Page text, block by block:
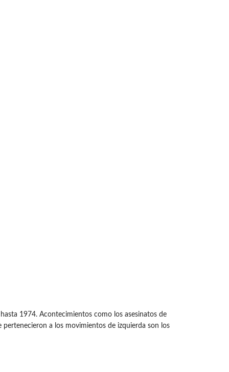
1974. Acontecimientos como los asesinatos de
a los movimientos de izquierda son los